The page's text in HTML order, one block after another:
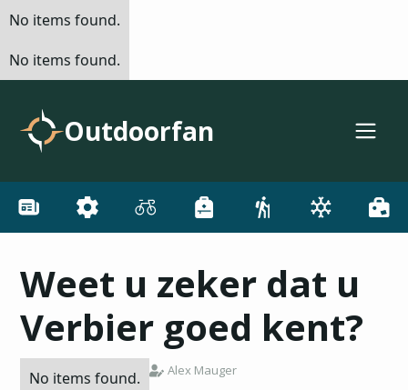
No items found.
No items found.
Outdoorfan
Weet u zeker dat u
Verbier goed kent?
No items found. Alex Mauger